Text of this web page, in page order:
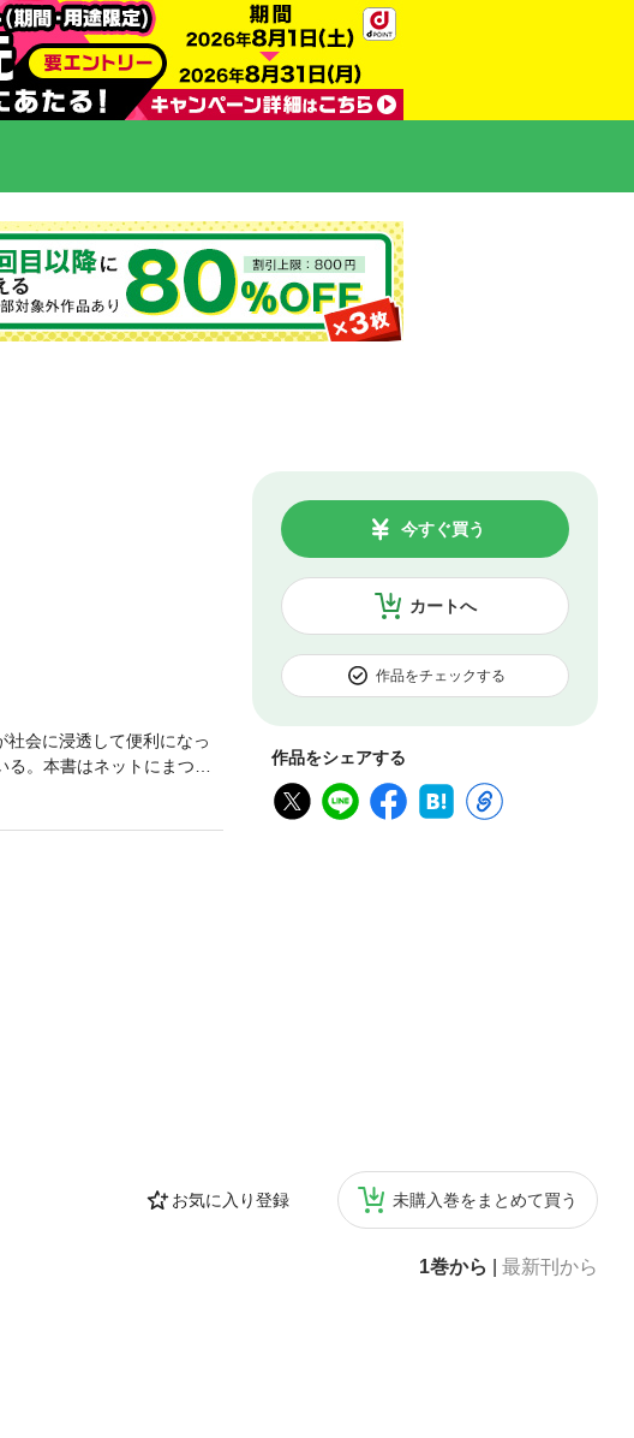
カートへ
今すぐ買う
作品をチェックする
作品をシェアする
お気に入り登録 未購入巻をまとめて買う
1巻から 最新刊から
会に浸透して便利になっ
。本書はネットにまつわ
ONLINEの大人気連載